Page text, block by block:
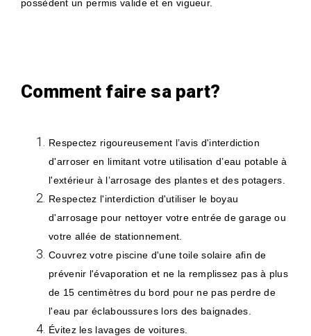
possèdent un permis valide et en vigueur.
Comment faire sa part?
Respectez rigoureusement l’avis d'interdiction
d'arroser en limitant votre utilisation d’eau potable à
l'extérieur à l’arrosage des plantes et des potagers.
Respectez l'interdiction d'utiliser le boyau
d'arrosage pour nettoyer votre entrée de garage ou
votre allée de stationnement.
Couvrez votre piscine d'une toile solaire afin de
prévenir l'évaporation et ne la remplissez pas à plus
de 15 centimètres du bord pour ne pas perdre de
l'eau par éclaboussures lors des baignades.
Évitez les lavages de voitures.